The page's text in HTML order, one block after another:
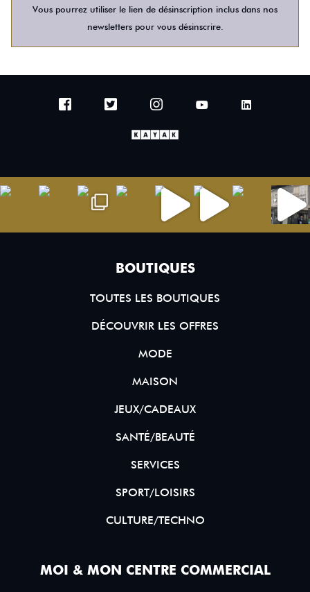
Vous pourrez utiliser le lien de désinscription inclus dans nos
newsletters pour vous désinscrire.
BOUTIQUES
TOUTES LES BOUTIQUES
DÉCOUVRIR LES OFFRES
MODE
MAISON
JEUX/CADEAUX
SANTÉ/BEAUTÉ
SERVICES
SPORT/LOISIRS
CULTURE/TECHNO
MOI & MON CENTRE COMMERCIAL